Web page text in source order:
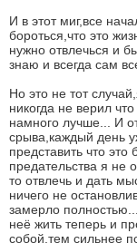
И в этот миг,все
бороться,что это
нужно отвлечься и
знаю и всегда сам
Но это не тот
никогда не верил
намного лучше... И
срыва,каждый день
представить что
предательства я не
то отвлечь и дать
ничего не
замерло
неё жить теперь и
собой,тем сильнее